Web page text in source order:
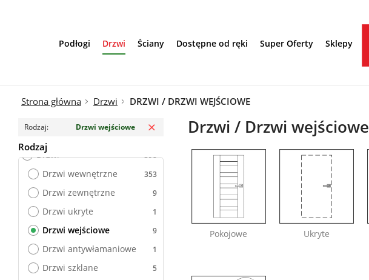
Podłogi Drzwi Ściany Dostępne od ręki Super Oferty Sklepy
Strona główna Drzwi DRZWI / DRZWI WEJŚCIOWE
Rodzaj Drzwi wejściowe Usuń filtr
Rodzaj
Drzwi
Drzwi wewnętrzne
Drzwi zewnętrzne
Drzwi ukryte
Drzwi wejściowe
Drzwi antywłamaniowe
Drzwi szklane
Drzwi / Drzwi wejściowe
Pokojowe Ukryte